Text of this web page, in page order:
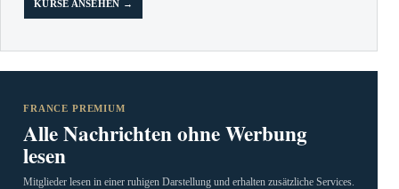
KURSE ANSEHEN →
FRANCE PREMIUM
Alle Nachrichten ohne Werbung
lesen
Mitglieder lesen in einer ruhigen Darstellung und erhalten zusätzliche Services.